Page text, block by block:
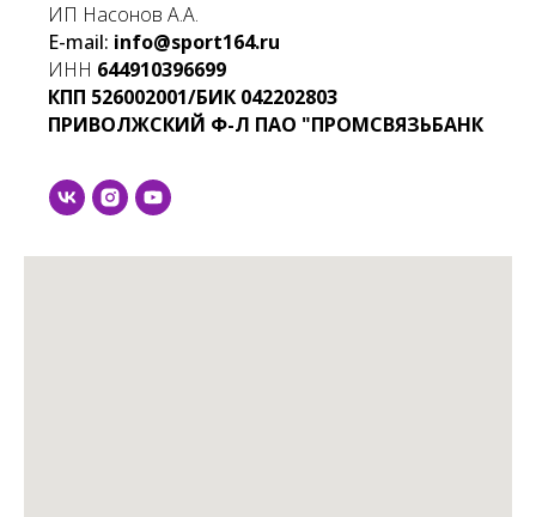
ИП Насонов А.А.
E-mail: info@sport164.ru
ИНН 644910396699
КПП 526002001/БИК 042202803
ПРИВОЛЖСКИЙ Ф-Л ПАО "ПРОМСВЯЗЬБАНК